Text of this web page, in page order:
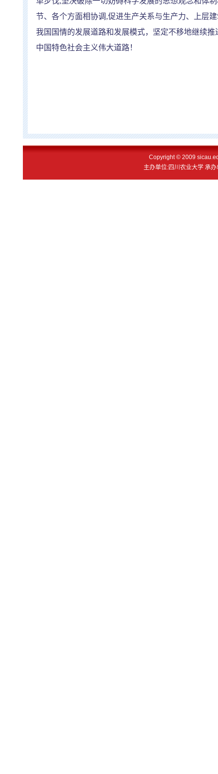
节、各个方面相协调 ,促进生产关系与生产力、上层
我国国情的发展道路和发展模式，坚定不移地继续
中国特色社会主义伟大道路！
Copyright © 2009
主办单位:四川农业大学 承